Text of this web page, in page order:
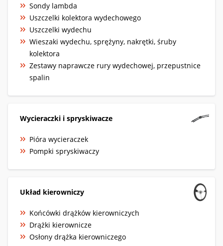
Sondy lambda
Uszczelki kolektora wydechowego
Uszczelki wydechu
Wieszaki wydechu, sprężyny, nakrętki, śruby
kolektora
Zestawy naprawcze rury wydechowej, przepustnice
spalin
Wycieraczki i spryskiwacze
Pióra wycieraczek
Pompki spryskiwaczy
Układ kierowniczy
Końcówki drążków kierowniczych
Drążki kierownicze
Osłony drążka kierowniczego